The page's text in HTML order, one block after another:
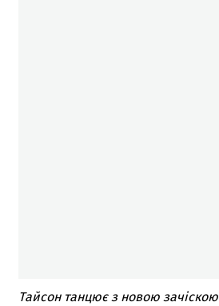
Тайсон танцює з новою зачіскою